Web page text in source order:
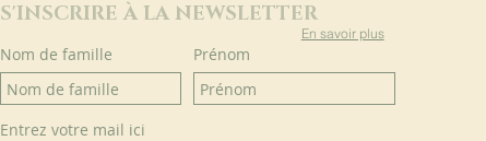
S'INSCRIRE À LA NEWSLETTER
En savoir plus
Nom de famille Prénom
Entrez votre mail ici